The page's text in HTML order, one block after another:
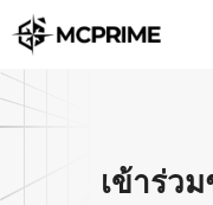
เข้าร่ว